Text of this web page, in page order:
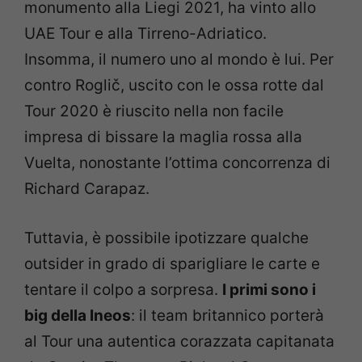
monumento alla Liegi 2021, ha vinto allo
UAE Tour e alla Tirreno-Adriatico.
Insomma, il numero uno al mondo è lui. Per
contro Roglič, uscito con le ossa rotte dal
Tour 2020 è riuscito nella non facile
impresa di bissare la maglia rossa alla
Vuelta, nonostante l’ottima concorrenza di
Richard Carapaz.
Tuttavia, è possibile ipotizzare qualche
outsider in grado di sparigliare le carte e
tentare il colpo a sorpresa. I primi sono i
big della Ineos: il team britannico porterà
al Tour una autentica corazzata capitanata